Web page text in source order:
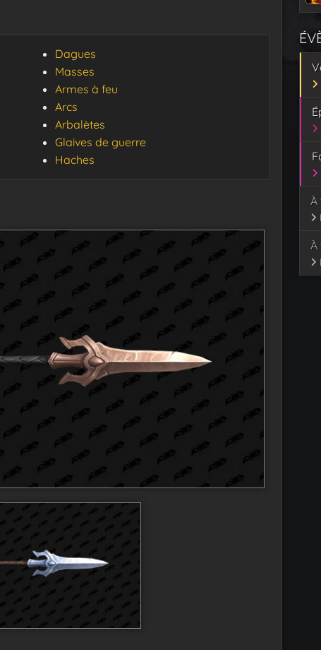
Dagues
Masses
Armes à feu
Arcs
Arbalètes
Glaives de guerre
Haches
À
À